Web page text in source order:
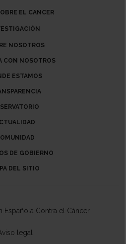
EL CANCER
NOSOTROS
CON NOSOTROS
ESTAMOS
DE GOBIERNO
DEL SITIO
Contra el Cáncer
legal